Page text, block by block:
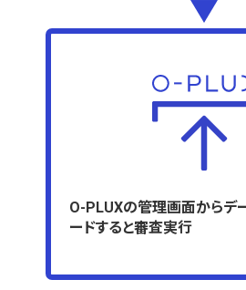
O-PLUXの管理画面からデ
ードすると審査実行